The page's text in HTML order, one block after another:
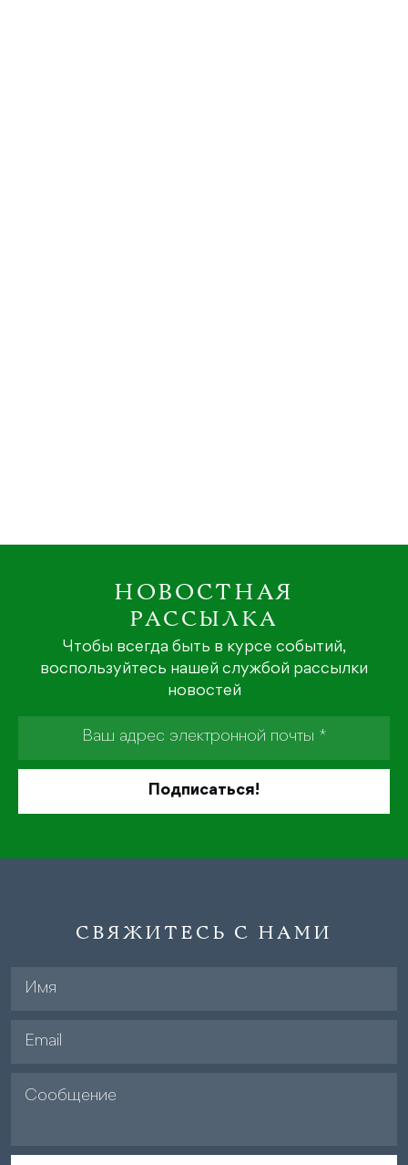
НОВОСТНАЯ
РАССЫЛКА
Чтобы всегда быть в курсе событий,
воспользуйтесь нашей службой рассылки
новостей
СВЯЖИТЕСЬ С НАМИ